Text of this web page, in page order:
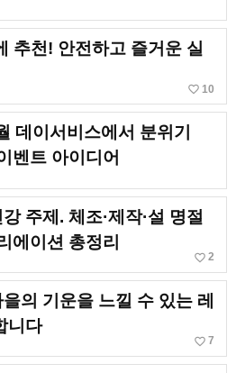
추천! 안전하고 즐거운 실
favorite_border 10
데이서비스에서 분위기
벤트 아이디어
주제. 체조·제작·설 명절
에이션 총정리
favorite_border 2
의 기운을 느낄 수 있는 레
니다
favorite_border 7